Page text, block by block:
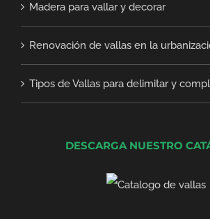
Madera para vallar y decorar
Renovación de vallas en la
Tipos de Vallas para delimitar y
DESCARGA NUESTRO